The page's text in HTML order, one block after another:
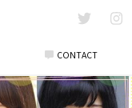
CONTACT